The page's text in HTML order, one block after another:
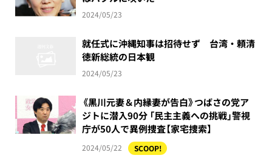
2024/05/23
就任式に沖縄知事は招待せず 台湾・頼清
徳新総統の日本観
2024/05/23
《黒川元妻＆内縁妻が告白》つばさの党ア
ジトに潜入90分 「民主主義への挑戦」警視
庁が50人で異例捜査【家宅捜索】
2024/05/22 SCOOP!